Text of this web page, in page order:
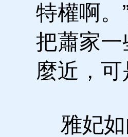
特權啊。
把蕭家
麼近，
雅妃如